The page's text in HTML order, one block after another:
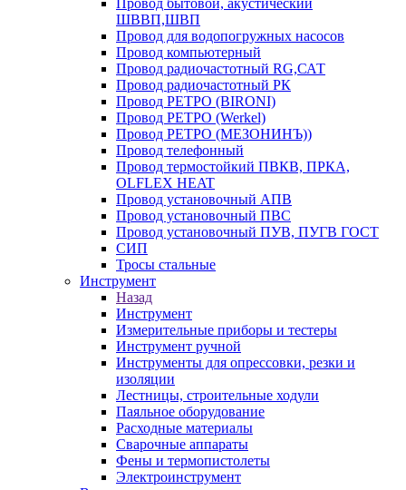
Провод бытовой, акустический
ШВВП,ШВП
Провод для водопогружных насосов
Провод компьютерный
Провод радиочастотный RG,САТ
Провод радиочастотный РК
Провод РЕТРО (BIRONI)
Провод РЕТРО (Werkel)
Провод РЕТРО (МЕЗОНИНЪ))
Провод телефонный
Провод термостойкий ПВКВ, ПРКА,
OLFLEX HEAT
Провод установочный АПВ
Провод установочный ПВС
Провод установочный ПУВ, ПУГВ ГОСТ
СИП
Тросы стальные
Инструмент
Назад
Инструмент
Измерительные приборы и тестеры
Инструмент ручной
Инструменты для опрессовки, резки и
изоляции
Лестницы, строительные ходули
Паяльное оборудование
Расходные материалы
Сварочные аппараты
Фены и термопистолеты
Электроинструмент